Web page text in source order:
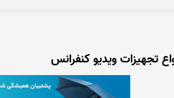
تجهیزات ویدیو کنفرانس